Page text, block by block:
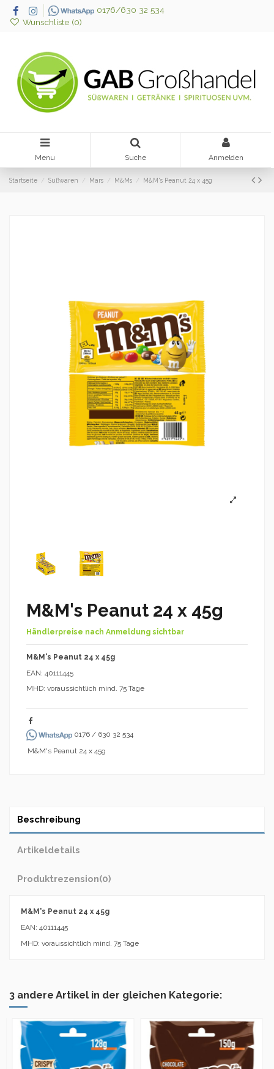
0176/630 32 534
Wunschliste (0)
Menu Suche Anmelden
Startseite Süßwaren Mars M&Ms M&M's Peanut 24 x 45g
M&M's Peanut 24 x 45g
Händlerpreise nach Anmeldung sichtbar
M&M's Peanut 24 x 45g
EAN: 40111445
MHD: voraussichtlich mind. 75 Tage
0176 / 630 32 534
M&M's Peanut 24 x 45g
Beschreibung
Artikeldetails
Produktrezension(0)
M&M's Peanut 24 x 45g
EAN: 40111445
MHD: voraussichtlich mind. 75 Tage
3 andere Artikel in der gleichen Kategorie: